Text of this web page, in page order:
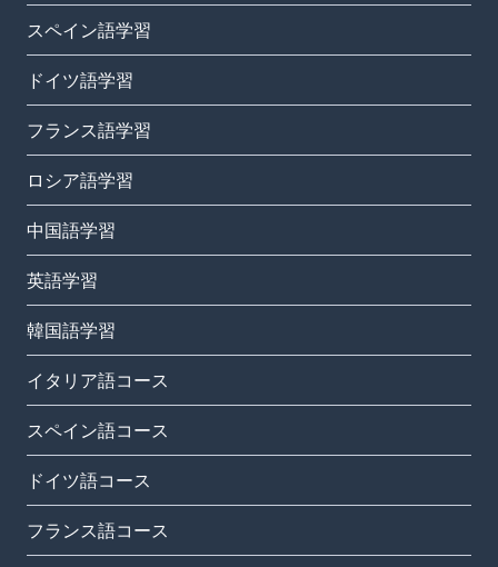
スペイン語学習
ドイツ語学習
フランス語学習
ロシア語学習
中国語学習
英語学習
韓国語学習
イタリア語コース
スペイン語コース
ドイツ語コース
フランス語コース